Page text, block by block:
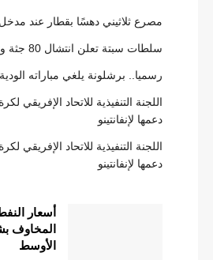
مصرع ثلاثيني دهسًا بقطار عند مدخل
سلطات سبتة تعلن انتشال 80 جثة وتحديد هوية أربعة ضحايا
رسميا.. برشلونة يلغي مباراته
اللجنة التنفيذية للاتحاد الإفريقي
دعمها لإنفانتينو
اللجنة التنفيذية للاتحاد الإفريقي
دعمها لإنفانتينو
أسعار
المخاوف
الأوسط